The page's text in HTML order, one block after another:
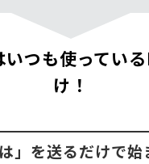
いつも使ってい
け！
」を送るだけで